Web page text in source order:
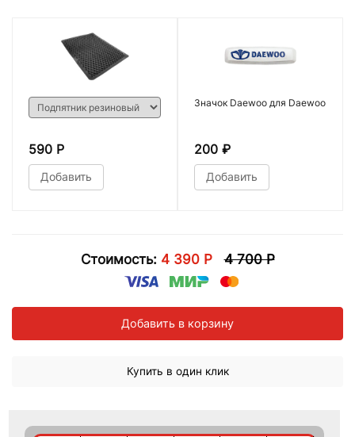
590 Р
Добавить
Значок Daewoo для Daewoo
200 ₽
Добавить
Стоимость: 4 390 Р 4 700 Р
Добавить в корзину
Купить в один клик